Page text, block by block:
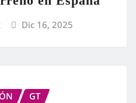
Dic 16, 2025
GT